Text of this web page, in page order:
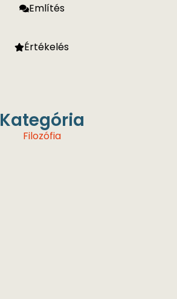
Említés
Értékelés
Kategória
Filozófia